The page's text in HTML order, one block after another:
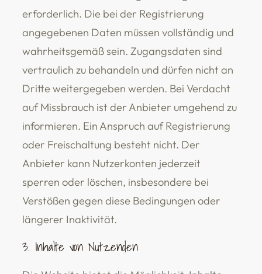
erforderlich. Die bei der Registrierung
angegebenen Daten müssen vollständig und
wahrheitsgemäß sein. Zugangsdaten sind
vertraulich zu behandeln und dürfen nicht an
Dritte weitergegeben werden. Bei Verdacht
auf Missbrauch ist der Anbieter umgehend zu
informieren. Ein Anspruch auf Registrierung
oder Freischaltung besteht nicht. Der
Anbieter kann Nutzerkonten jederzeit
sperren oder löschen, insbesondere bei
Verstößen gegen diese Bedingungen oder
längerer Inaktivität.
3. Inhalte von Nutzenden